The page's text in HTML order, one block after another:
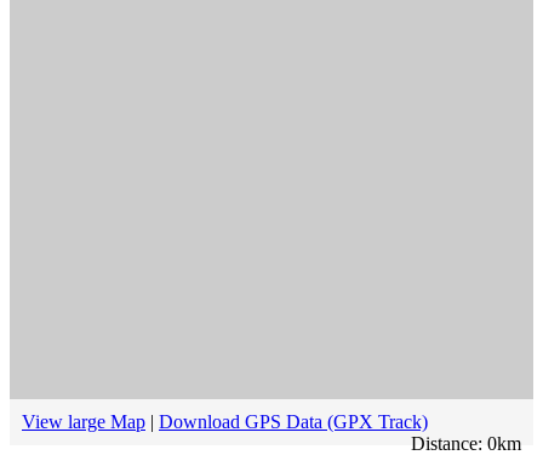
View large Map | Download GPS Data (GPX Track)
Distance: 0km